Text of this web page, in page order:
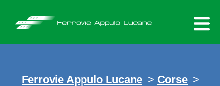
content
Ferrovie Appulo Lucane > Corse >